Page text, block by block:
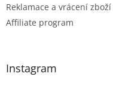
Reklamace a vrácení zboží
Affiliate program
Instagram